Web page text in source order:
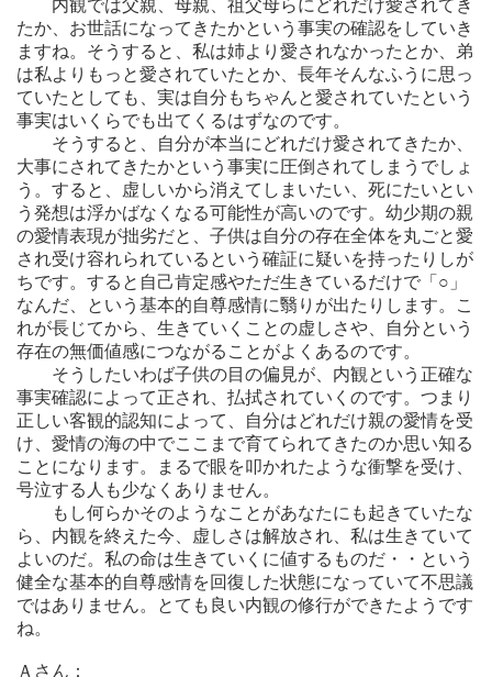
内観では父親、母親、祖父母らにどれだけ愛されてき
たか、お世話になってきたかという事実の確認をしていき
ますね。そうすると、私は姉より愛されなかったとか、弟
は私よりもっと愛されていたとか、長年そんなふうに思っ
ていたとしても、実は自分もちゃんと愛されていたという
事実はいくらでも出てくるはずなのです。
そうすると、自分が本当にどれだけ愛されてきたか、
大事にされてきたかという事実に圧倒されてしまうでしょ
う。すると、虚しいから消えてしまいたい、死にたいとい
う発想は浮かばなくなる可能性が高いのです。幼少期の親
の愛情表現が拙劣だと、子供は自分の存在全体を丸ごと愛
され受け容れられているという確証に疑いを持ったりしが
ちです。すると自己肯定感やただ生きているだけで「○」
なんだ、という基本的自尊感情に翳りが出たりします。こ
れが長じてから、生きていくことの虚しさや、自分という
存在の無価値感につながることがよくあるのです。
そうしたいわば子供の目の偏見が、内観という正確な
事実確認によって正され、払拭されていくのです。つまり
正しい客観的認知によって、自分はどれだけ親の愛情を受
け、愛情の海の中でここまで育てられてきたのか思い知る
ことになります。まるで眼を叩かれたような衝撃を受け、
号泣する人も少なくありません。
もし何らかそのようなことがあなたにも起きていたな
ら、内観を終えた今、虚しさは解放され、私は生きていて
よいのだ。私の命は生きていくに値するものだ・・という
健全な基本的自尊感情を回復した状態になっていて不思議
ではありません。とても良い内観の修行ができたようです
ね。
Ａさん：